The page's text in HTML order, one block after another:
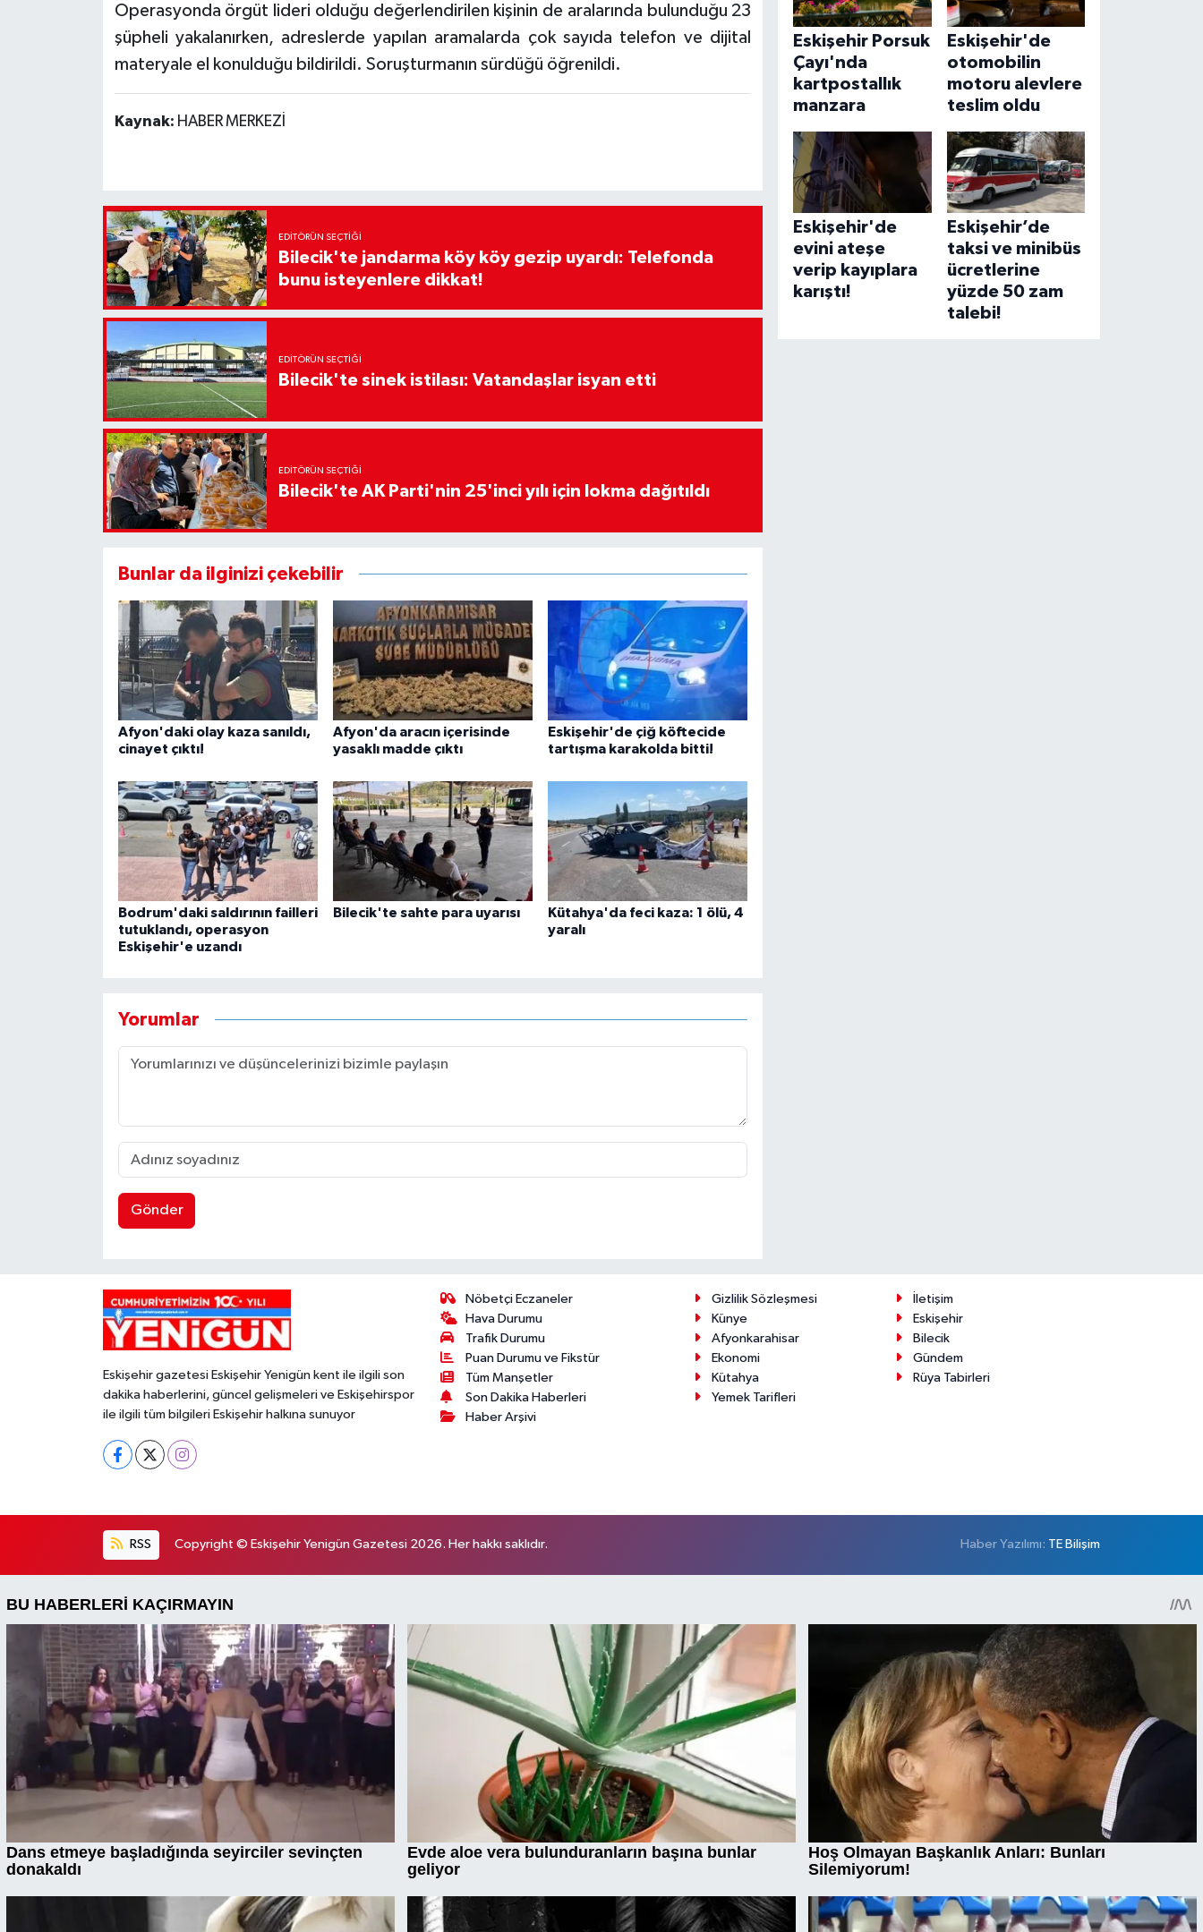
Operasyonda örgüt lideri olduğu değerlendirilen kişinin de aralarında bulunduğu 23
şüpheli yakalanırken, adreslerde yapılan aramalarda çok sayıda telefon ve dijital
materyale el konulduğu bildirildi. Soruşturmanın sürdüğü öğrenildi.
Kaynak: HABER MERKEZİ
EDITÖRÜN SEÇTIĞI
Bilecik'te jandarma köy köy gezip uyardı: Telefonda
bunu isteyenlere dikkat!
EDITÖRÜN SEÇTIĞI
Bilecik'te sinek istilası: Vatandaşlar isyan etti
EDITÖRÜN SEÇTIĞI
Bilecik'te AK Parti'nin 25'inci yılı için lokma dağıtıldı
Bunlar da ilginizi çekebilir
Afyon'daki olay kaza sanıldı,
cinayet çıktı!
Afyon'da aracın içerisinde
yasaklı madde çıktı
Eskişehir'de çiğ köftecide
tartışma karakolda bitti!
Bodrum'daki saldırının failleri
tutuklandı, operasyon
Eskişehir'e uzandı
Bilecik'te sahte para uyarısı
Kütahya'da feci kaza: 1 ölü, 4
yaralı
Yorumlar
Gönder
Eskişehir Porsuk
Çayı'nda
kartpostallık
manzara
Eskişehir'de
otomobilin
motoru alevlere
teslim oldu
Eskişehir'de
evini ateşe
verip kayıplara
karıştı!
Eskişehir’de
taksi ve minibüs
ücretlerine
yüzde 50 zam
talebi!
Eskişehir gazetesi Eskişehir Yenigün kent ile ilgili son
dakika haberlerini, güncel gelişmeleri ve Eskişehirspor
ile ilgili tüm bilgileri Eskişehir halkına sunuyor
Nöbetçi Eczaneler
Hava Durumu
Trafik Durumu
Puan Durumu ve Fikstür
Tüm Manşetler
Son Dakika Haberleri
Haber Arşivi
Gizlilik Sözleşmesi
İletişim
Künye
Eskişehir
Afyonkarahisar
Bilecik
Ekonomi
Gündem
Kütahya
Rüya Tabirleri
Yemek Tarifleri
RSS Copyright © Eskişehir Yenigün Gazetesi 2026. Her hakkı saklıdır. Haber Yazılımı: TE Bilişim